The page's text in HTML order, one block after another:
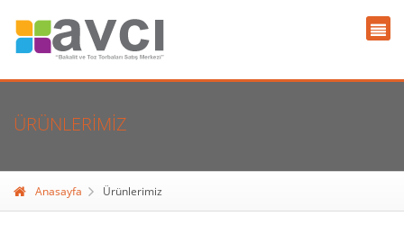
ÜRÜNLERIMIZ
Anasayfa Ürünlerimiz